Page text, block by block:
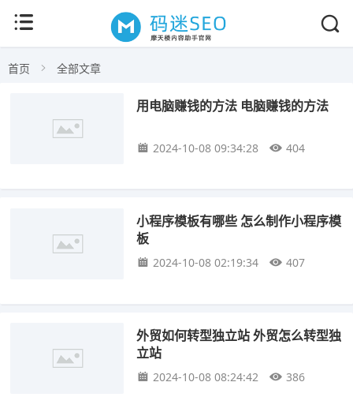
首页 全部文章
用电脑赚钱的方法 电脑赚钱的方法
2024-10-08 09:34:28 404
小程序模板有哪些 怎么制作小程序模
板
2024-10-08 02:19:34 407
外贸如何转型独立站 外贸怎么转型独
立站
2024-10-08 08:24:42 386